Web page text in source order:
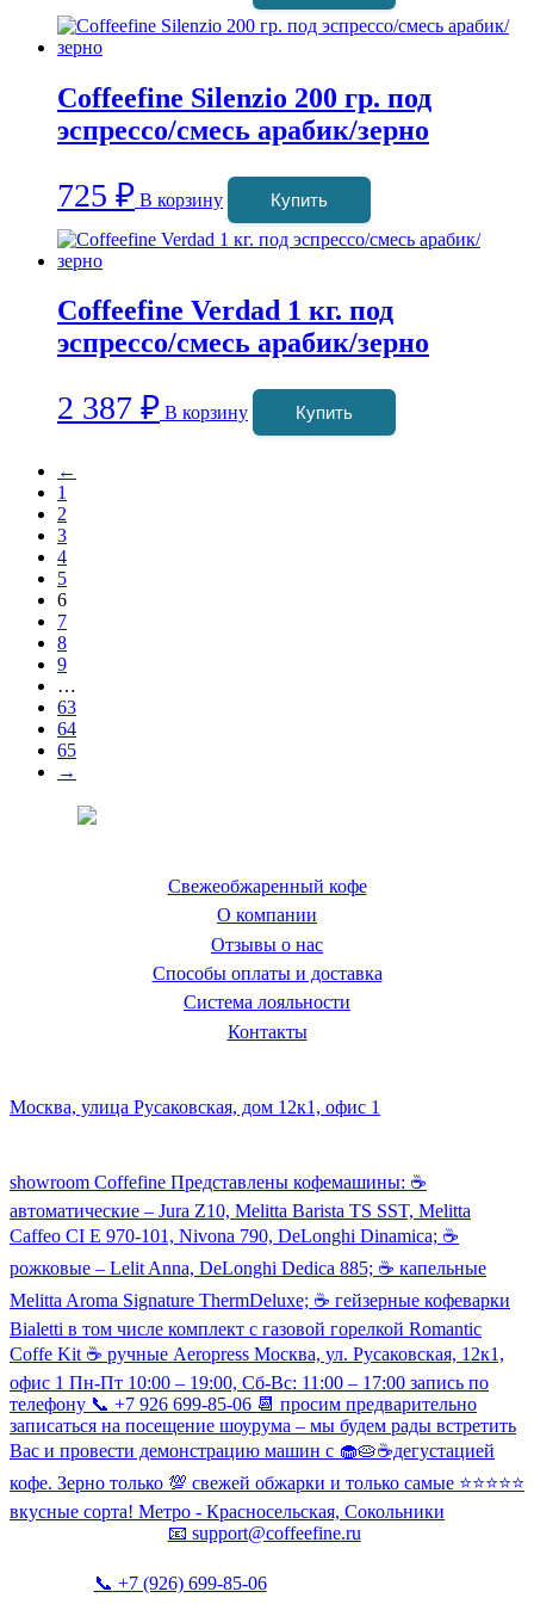
Coffeefine Silenzio 200 гр. под
эспрессо/смесь арабик/зерно
725 ₽ В корзину Купить
Coffeefine Verdad 1 кг. под
эспрессо/смесь арабик/зерно
2 387 ₽ В корзину Купить
←
1
2
3
4
5
6
7
8
9
…
63
64
65
→
Свежеобжаренный кофе
О компании
Отзывы о нас
Способы оплаты и доставка
Система лояльности
Контакты
Москва, улица Русаковская, дом 12к1, офис 1
showroom Coffefine Представлены кофемашины: ☕️
автоматические – Jura Z10, Melitta Barista TS SST, Melitta
Caffeo CI Е 970-101, Nivona 790, DeLonghi Dinamica; ☕️
рожковые – Lelit Anna, DeLonghi Dedica 885; ☕️ капельные
Melitta Aroma Signature ThermDeluxe; ☕️ гейзерные кофеварки
Bialetti в том числе комплект с газовой горелкой Romantic
Coffe Kit ☕️ ручные Aeropress Москва, ул. Русаковская, 12к1,
офис 1 Пн-Пт 10:00 – 19:00, Сб-Вс: 11:00 – 17:00 запись по
телефону 📞 +7 926 699-85-06 📆 просим предварительно
записаться на посещение шоурума – мы будем рады встретить
Вас и провести демонстрацию машин с 🧁🥧☕️дегустацией
кофе. Зерно только 💯 свежей обжарки и только самые ⭐️⭐️⭐️⭐️⭐️
вкусные сорта! Метро - Красносельская, Сокольники
📧 support@coffeefine.ru
📞 +7 (926) 699-85-06